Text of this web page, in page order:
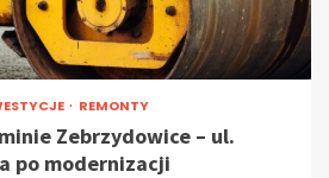
REMONTY
Zebrzydowice – ul.
po modernizacji